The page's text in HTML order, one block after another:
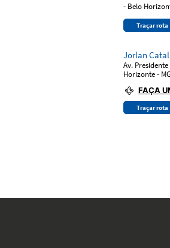
- Belo
Traçar rota
Jorlan
Av.
Horizonte -
FAÇA
Traçar rota